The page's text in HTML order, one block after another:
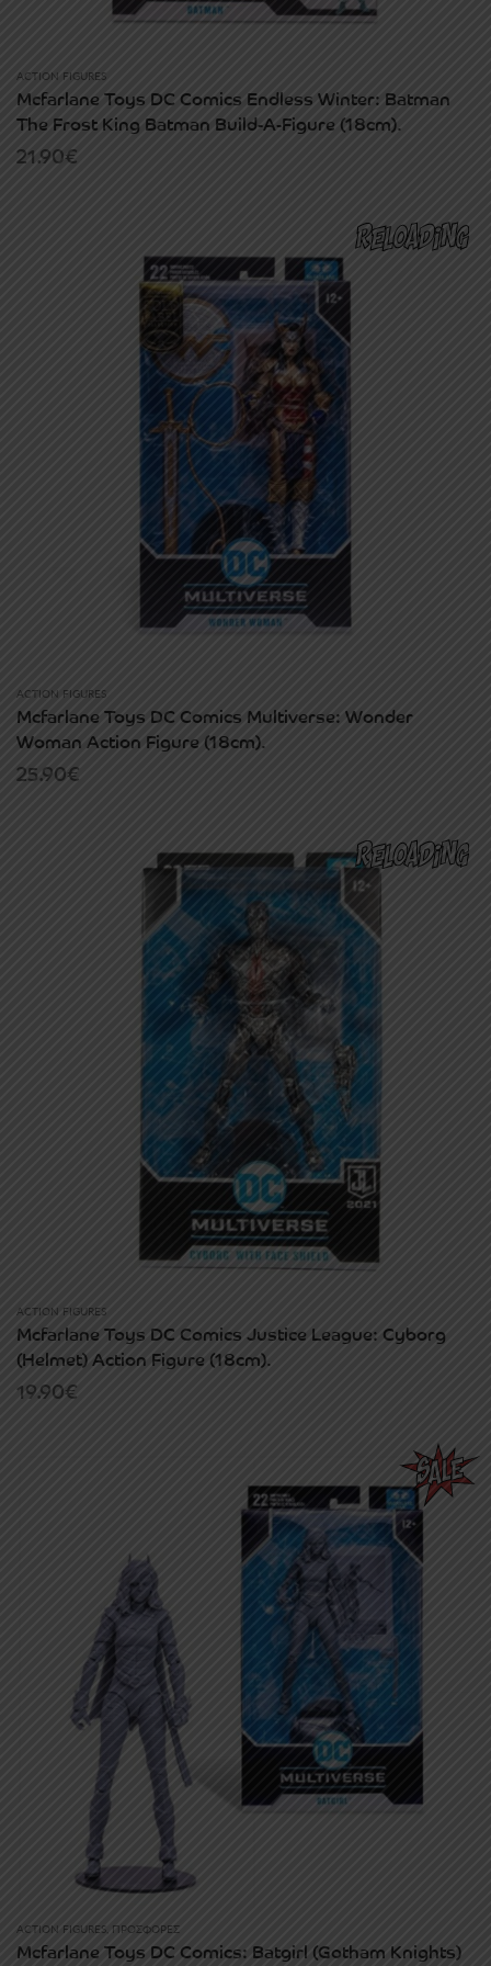
ACTION FIGURES
Mcfarlane Toys DC Comics Endless Winter: Batman
The Frost King Batman Build-A-Figure (18cm).
21.90€
ACTION FIGURES
Mcfarlane Toys DC Comics Multiverse: Wonder
Woman Action Figure (18cm).
25.90€
ACTION FIGURES
Mcfarlane Toys DC Comics Justice League: Cyborg
(Helmet) Action Figure (18cm).
19.90€
ACTION FIGURES, ΠΡΟΣΦΟΡΈΣ
Mcfarlane Toys DC Comics: Batgirl (Gotham Knights)